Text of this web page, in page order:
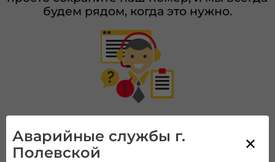
будем рядом, когда это нужно.
Аварийные службы г.
Полевской